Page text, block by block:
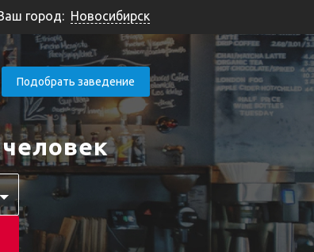
город: Новосибирск
Подобрать заведение